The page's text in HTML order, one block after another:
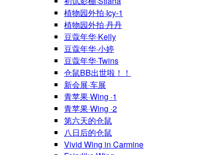
植物园外拍·Icy-1
植物园外拍·丹丹
豆蔻年华·Kelly
豆蔻年华·小婷
豆蔻年华·Twins
仓鼠BB出世啦！！
新会展·车展
青苹果·Wing ·1
青苹果·Wing ·2
第六天的仓鼠
八日后的仓鼠
Vivid Wing in Carmine